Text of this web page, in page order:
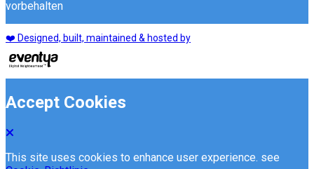
vorbehalten
❤️ Designed, built, maintained & hosted by
Accept Cookies
This site uses cookies to enhance user experience. see